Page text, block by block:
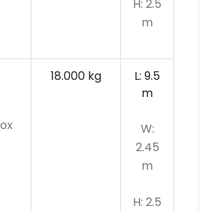
H: 2.5
m
18.000 kg
L: 9.5
m
W:
2.45
m
H: 2.5